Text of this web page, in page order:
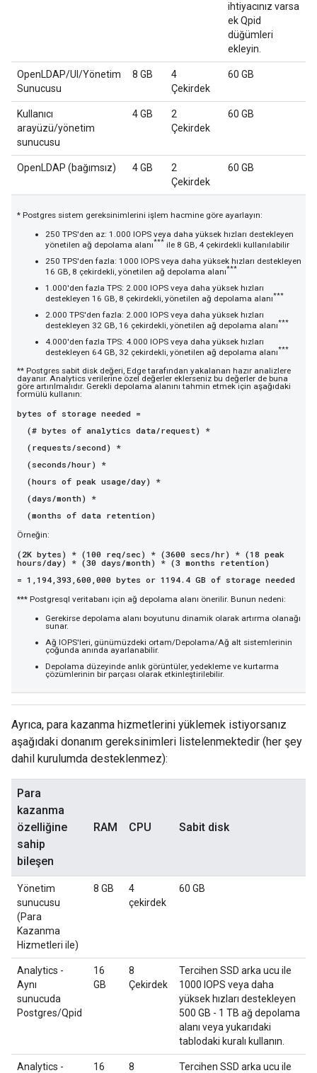
ihtiyacınız varsa
ek Qpid
düğümleri
ekleyin.
OpenLDAP/UI/Yönetim
Sunucusu
8 GB
4
Çekirdek
60 GB
Kullanıcı
arayüzü/yönetim
sunucusu
4 GB
2
Çekirdek
60 GB
OpenLDAP (bağımsız) 4 GB
2
Çekirdek
60 GB
* Postgres sistem gereksinimlerini işlem hacmine göre ayarlayın:
250 TPS'den az: 1.000 IOPS veya daha yüksek hızları destekleyen
yönetilen ağ depolama alanı*** ile 8 GB, 4 çekirdekli kullanılabilir
250 TPS'den fazla: 1000 IOPS veya daha yüksek hızları destekleyen
16 GB, 8 çekirdekli, yönetilen ağ depolama alanı***
1.000'den fazla TPS: 2.000 IOPS veya daha yüksek hızları
destekleyen 16 GB, 8 çekirdekli, yönetilen ağ depolama alanı***
2.000 TPS'den fazla: 2.000 IOPS veya daha yüksek hızları
destekleyen 32 GB, 16 çekirdekli, yönetilen ağ depolama alanı***
4.000'den fazla TPS: 4.000 IOPS veya daha yüksek hızları
destekleyen 64 GB, 32 çekirdekli, yönetilen ağ depolama alanı***
** Postgres sabit disk değeri, Edge tarafından yakalanan hazır analizlere
dayanır. Analytics verilerine özel değerler eklerseniz bu değerler de buna
göre artırılmalıdır. Gerekli depolama alanını tahmin etmek için aşağıdaki
formülü kullanın:
bytes of storage needed =
(# bytes of analytics data/request) *
(requests/second) *
(seconds/hour) *
(hours of peak usage/day) *
(days/month) *
(months of data retention)
Örneğin:
(2K bytes) * (100 req/sec) * (3600 secs/hr) * (18 peak
hours/day) * (30 days/month) * (3 months retention)
= 1,194,393,600,000 bytes or 1194.4 GB of storage needed
*** Postgresql veritabanı için ağ depolama alanı önerilir. Bunun nedeni:
Gerekirse depolama alanı boyutunu dinamik olarak artırma olanağı
sunar.
Ağ IOPS'leri, günümüzdeki ortam/Depolama/Ağ alt sistemlerinin
çoğunda anında ayarlanabilir.
Depolama düzeyinde anlık görüntüler, yedekleme ve kurtarma
çözümlerinin bir parçası olarak etkinleştirilebilir.
Ayrıca, para kazanma hizmetlerini yüklemek istiyorsanız
aşağıdaki donanım gereksinimleri listelenmektedir (her şey
dahil kurulumda desteklenmez):
Para
kazanma
özelliğine
sahip
bileşen
RAM CPU Sabit disk
Yönetim
sunucusu
(Para
Kazanma
Hizmetleri ile)
8 GB
4
çekirdek
60 GB
Analytics -
Aynı
sunucuda
Postgres/Qpid
16
GB
8
Çekirdek
Tercihen SSD arka ucu ile
1000 IOPS veya daha
yüksek hızları destekleyen
500 GB - 1 TB ağ depolama
alanı veya yukarıdaki
tablodaki kuralı kullanın.
Analytics - 16 8 Tercihen SSD arka ucu ile